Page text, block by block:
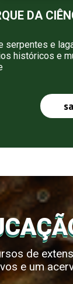
DA
serpentes e
históricos e
de
e um